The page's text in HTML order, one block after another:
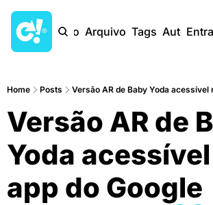
Início Arquivo Tags Autores
Home Posts Versão AR de Baby Yoda acessível
Versão AR de
Yoda
app do Google